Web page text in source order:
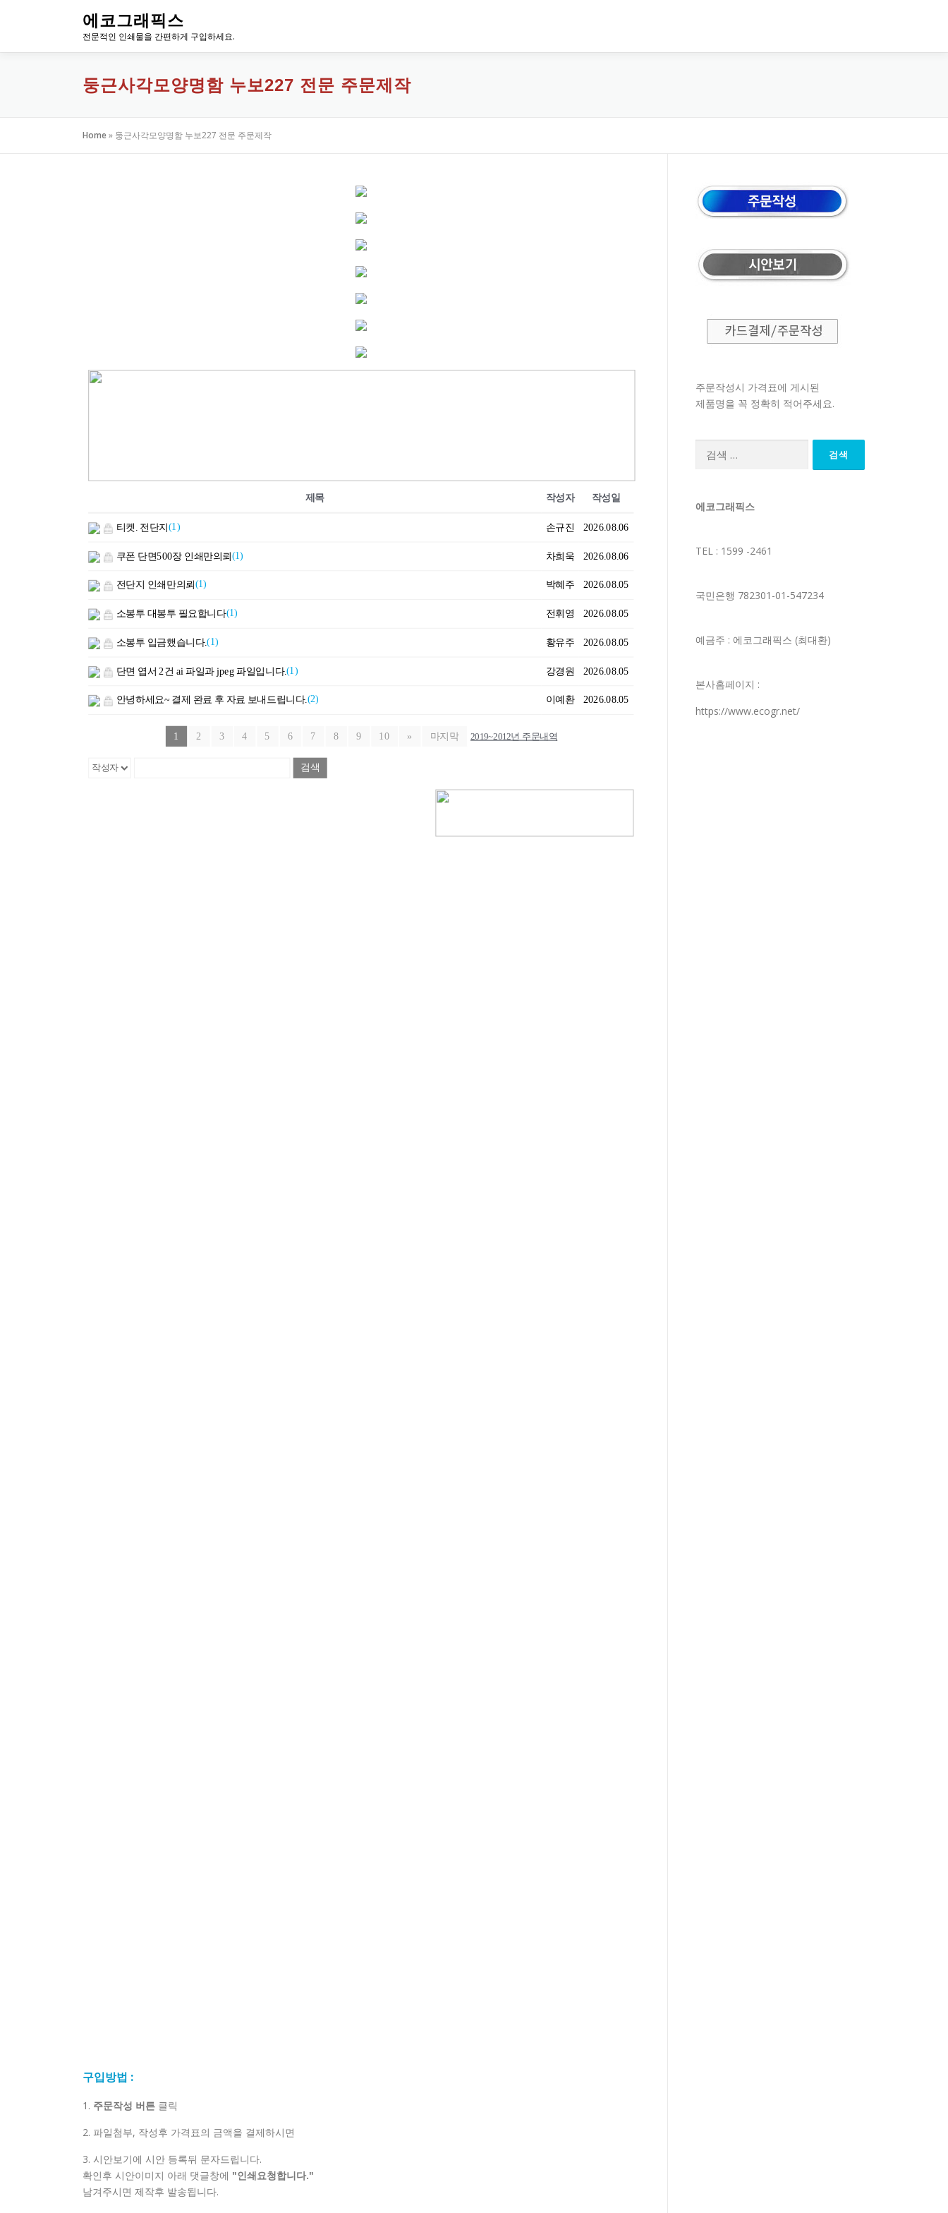
로
에코그래픽스
전문적인 인쇄물을 간편하게 구입하세요.
둥근사각모양명함 누보227 전문 주문제작
Home» 둥근사각모양명함 누보227 전문 주문제작
구입방법 :
1. 주문작성 버튼 클릭
2. 파일첨부, 작성후 가격표의 금액을 결제하시면
3. 시안보기에 시안 등록뒤 문자드립니다.
확인후 시안이미지 아래 댓글창에 "인쇄요청합니다."
남겨주시면 제작후 발송됩니다.
주문작성시 가격표에 게시된
제품명을 꼭 정확히 적어주세요.
에코그래픽스
TEL : 1599 -2461
국민은행 782301-01-547234
예금주 : 에코그래픽스 (최대환)
본사홈페이지 :
https://www.ecogr.net/